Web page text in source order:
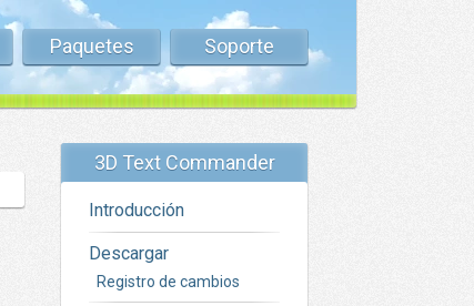
Paquetes Soporte
3D Text Commander
Introducción
Descargar
Registro de cambios